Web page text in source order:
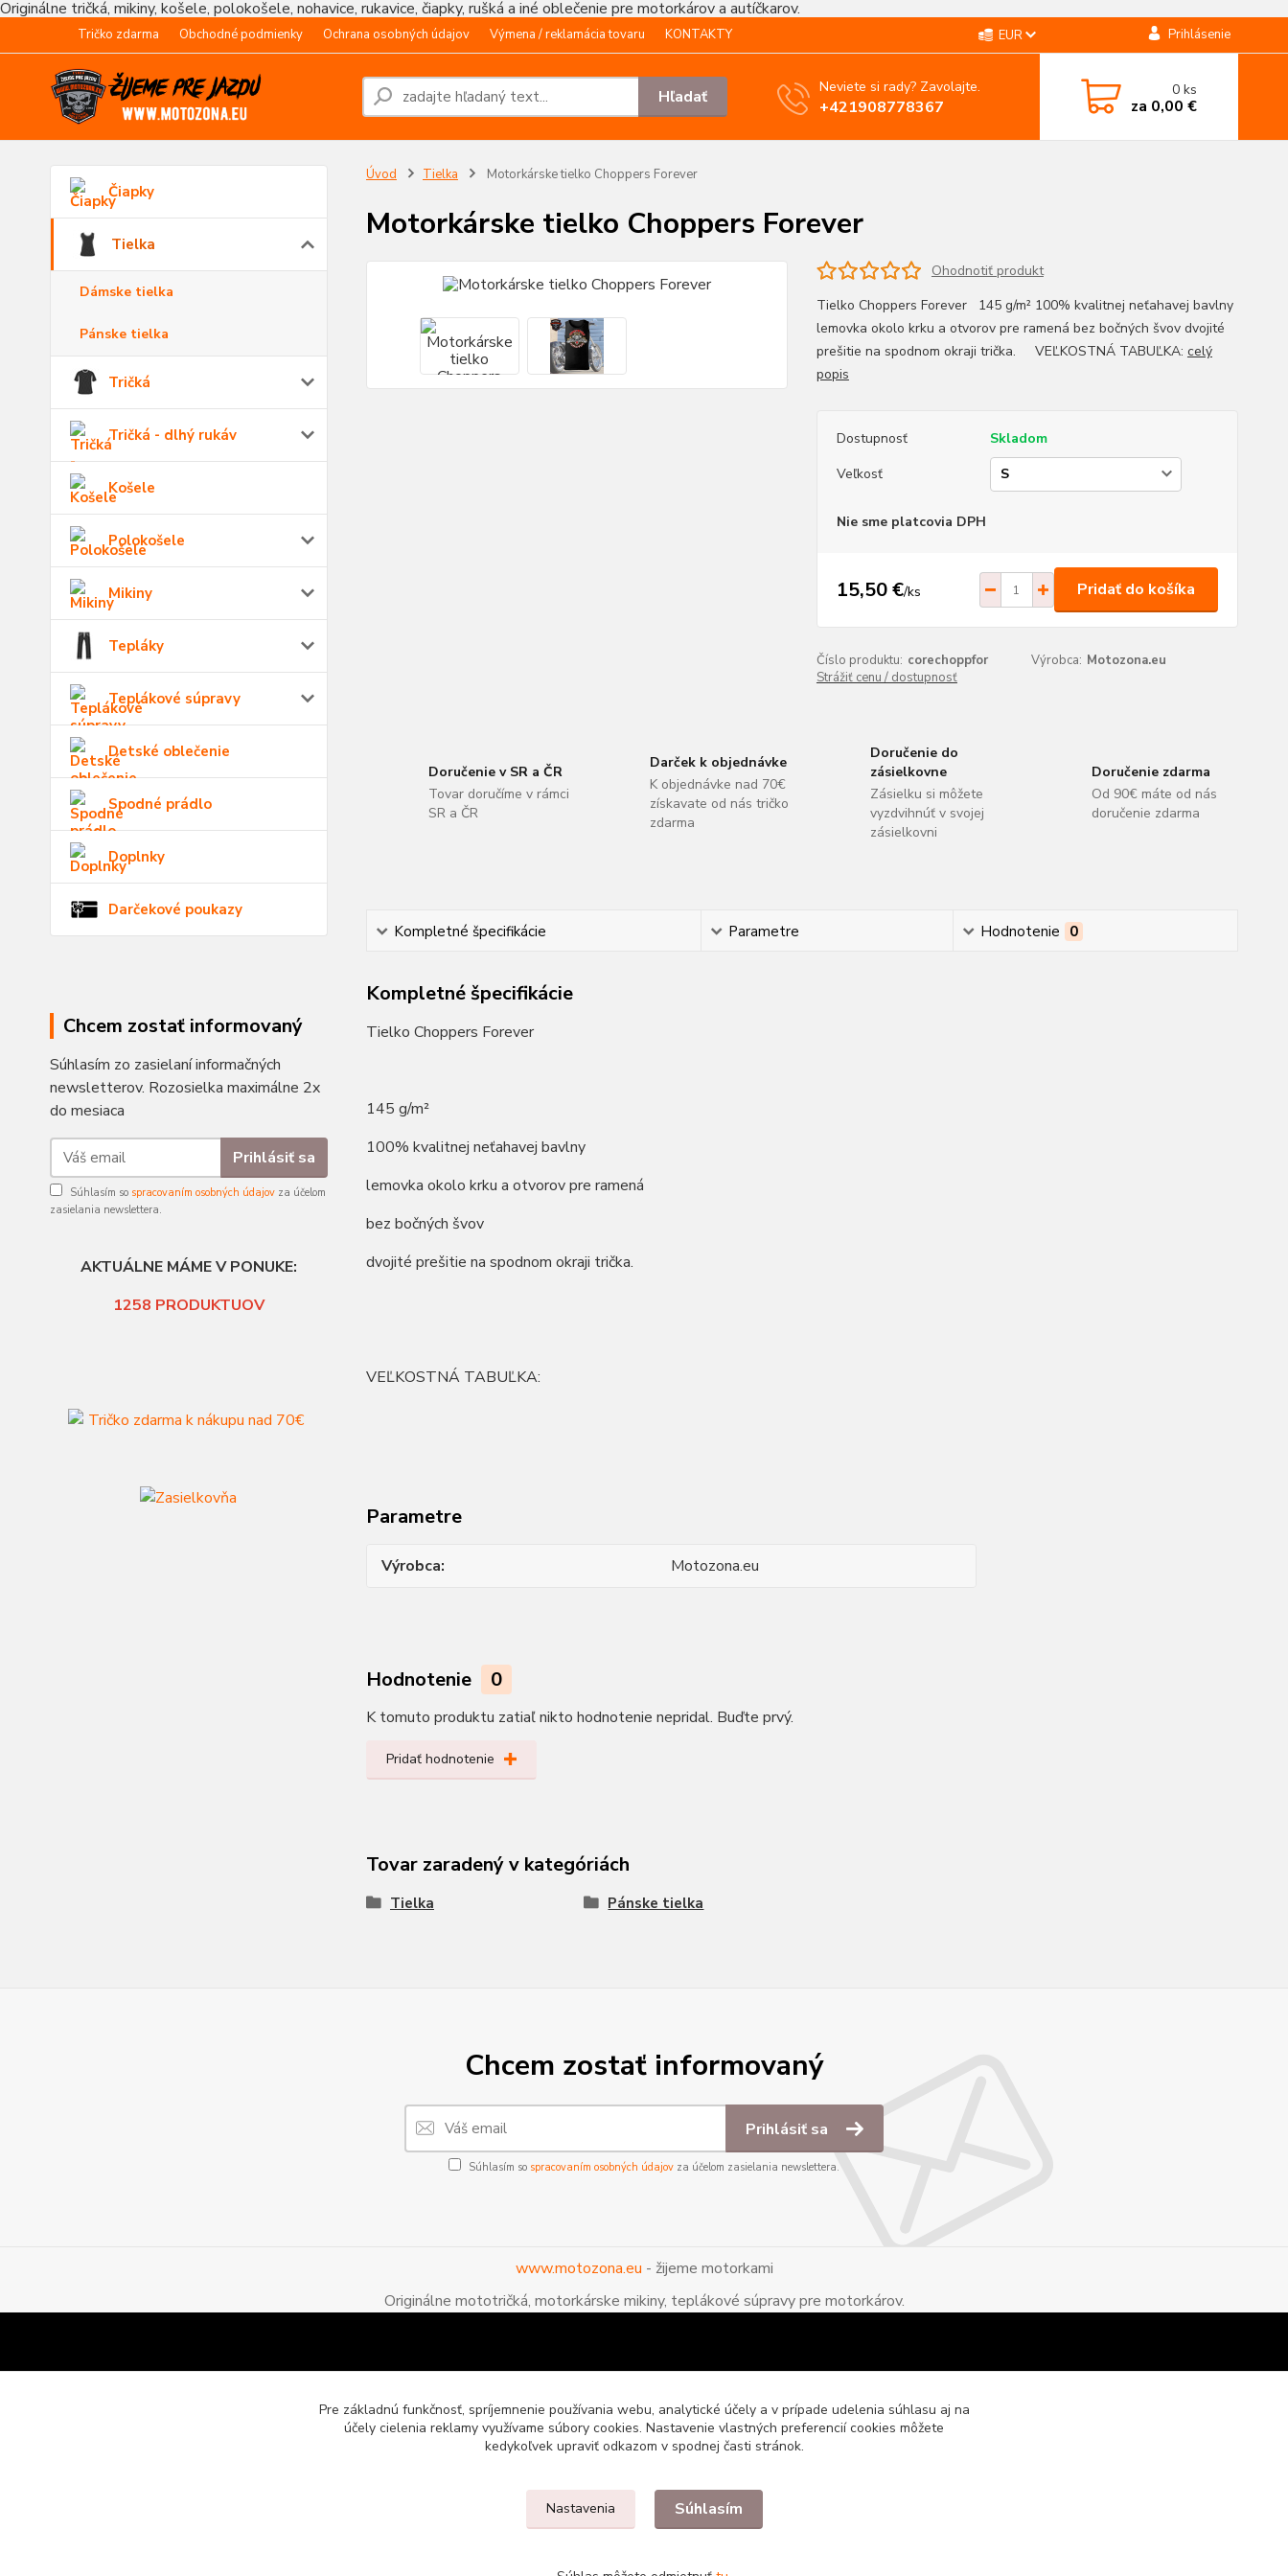
Originálne tričká, mikiny, košele, polokošele, nohavice, rukavice, čiapky, rušká a iné oblečenie pre motorkárov a autíčkarov.
Tričko zdarma Obchodné podmienky Ochrana osobných údajov Výmena / reklamácia tovaru KONTAKTY EUR Prihlásenie
Hľadať Neviete si rady? Zavolajte.
+421908778367
0ks
za 0,00 €
Čiapky
Tielka
Dámske tielka
Pánske tielka
Tričká
Tričká - dlhý rukáv
Košele
Polokošele
Mikiny
Tepláky
Teplákové súpravy
Detské oblečenie
Spodné prádlo
Doplnky
Darčekové poukazy
Chcem zostať informovaný
Súhlasím zo zasielaní informačných
newsletterov. Rozosielka maximálne 2x
do mesiaca
Prihlásiť sa
Súhlasím so spracovaním osobných údajov za účelom
zasielania newslettera.
AKTUÁLNE MÁME V PONUKE:
1258 PRODUKTUOV
Úvod Tielka Motorkárske tielko Choppers Forever
Motorkárske tielko Choppers Forever
Ohodnotiť produkt
Tielko Choppers Forever 145 g/m² 100% kvalitnej neťahavej bavlny
lemovka okolo krku a otvorov pre ramená bez bočných švov dvojité
prešitie na spodnom okraji trička. VEĽKOSTNÁ TABUĽKA: celý
popis
Dostupnosť
Skladom
Veľkosť
Nie sme platcovia DPH
15,50 €/ks Pridať do košíka
Číslo produktu: corechoppfor Výrobca: Motozona.eu
Strážiť cenu / dostupnosť
Doručenie v SR a ČR
Tovar doručíme v rámci
SR a ČR
Darček k objednávke
K objednávke nad 70€
získavate od nás tričko
zdarma
Doručenie do
zásielkovne
Zásielku si môžete
vyzdvihnúť v svojej
zásielkovni
Doručenie zdarma
Od 90€ máte od nás
doručenie zdarma
Kompletné špecifikácie Parametre Hodnotenie 0
Kompletné špecifikácie
Tielko Choppers Forever
145 g/m²
100% kvalitnej neťahavej bavlny
lemovka okolo krku a otvorov pre ramená
bez bočných švov
dvojité prešitie na spodnom okraji trička.
VEĽKOSTNÁ TABUĽKA:
Parametre
Výrobca Motozona.eu
Hodnotenie 0
K tomuto produktu zatiaľ nikto hodnotenie nepridal. Buďte prvý.
Pridať hodnotenie
Tovar zaradený v kategóriách
Tielka Pánske tielka
Chcem zostať informovaný
Prihlásiť sa
Súhlasím so spracovaním osobných údajov za účelom zasielania newslettera.
www.motozona.eu - žijeme motorkami
Originálne mototričká, motorkárske mikiny, teplákové súpravy pre motorkárov.
Pre základnú funkčnosť, spríjemnenie používania webu, analytické účely a v prípade udelenia súhlasu aj na
účely cielenia reklamy využívame súbory cookies. Nastavenie vlastných preferencií cookies môžete
kedykoľvek upraviť odkazom v spodnej časti stránok.
Nastavenia Súhlasím